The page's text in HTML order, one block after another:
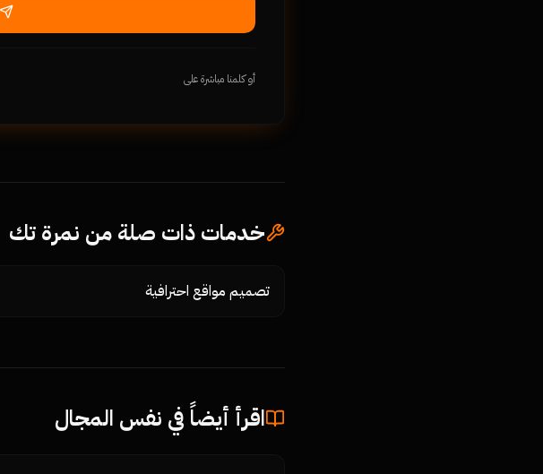
أو كلمنا مباشرة على
خدمات ذات صلة من نمرة تك
تصميم مواقع احترافية
اقرأ أيضاً في نفس المجال